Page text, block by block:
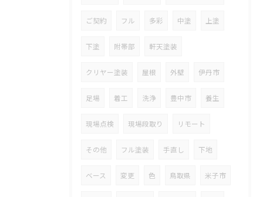
ご契約 フル 多彩 中塗 上塗
下塗 附帯部 軒天塗装
クリヤー塗装 屋根 外壁 伊丹市
足場 着工 洗浄 豊中市 養生
現場点検 現場段取り リモート
その他 フル塗装 手直し 下地
ベース 変更 色 鳥取県 米子市